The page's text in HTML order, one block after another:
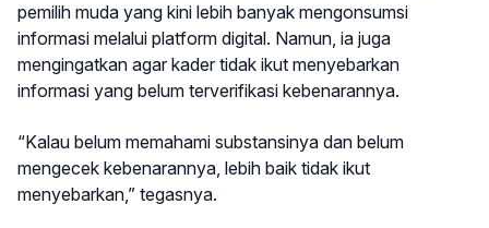
pemilih muda yang kini lebih banyak mengonsumsi
informasi melalui platform digital. Namun, ia juga
mengingatkan agar kader tidak ikut menyebarkan
informasi yang belum terverifikasi kebenarannya.
“Kalau belum memahami substansinya dan belum
mengecek kebenarannya, lebih baik tidak ikut
menyebarkan,” tegasnya.